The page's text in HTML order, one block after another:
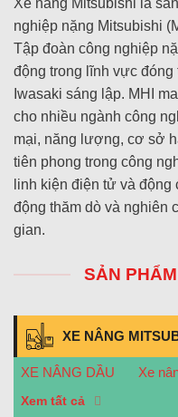
nghiệp nặng Mitsubishi
Tập đoàn công nghiệp
động trong lĩnh vực đóng
Iwasaki sáng lập. MHI
cho nhiều ngành công
mại, năng lượng, cơ sở
tiên phong trong công
linh kiện điện tử và
động thăm dò và nghiên
gian.
SẢN
XE NÂNG
XE NÂNG DẦU Xe
Xem tất cả